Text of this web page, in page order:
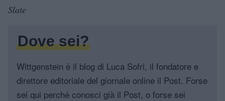
Slate
Dove sei?
Wittgenstein è il blog di Luca Sofri, il fondatore e
direttore editoriale del giornale online il Post. Forse
sei qui perché conosci già il Post, o forse sei